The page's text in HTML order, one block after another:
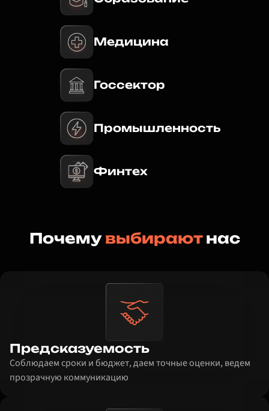
Медицина
Госсектор
Промышленность
Финтех
Почему выбираютнас
Предсказуемость
Соблюдаем сроки и бюджет, даем точные оценки, ведем
прозрачную коммуникацию